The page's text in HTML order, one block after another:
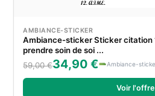
AMBIANCE-STICKER
Ambiance-sticker Sticker citation
prendre soin de soi ...
59,00 €34,90 € Ambiance-
Voir l'offre